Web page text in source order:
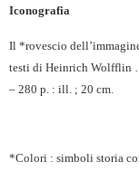
Iconografia
Il *rovescio
testi di Heinrich Wolfflin
– 280 p. : ill. ; 20 cm.
*Colori : simboli storia